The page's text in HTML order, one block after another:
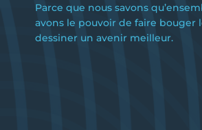
Parce que nous savons
avons le pouvoir de faire bouger
dessiner un avenir meilleur.